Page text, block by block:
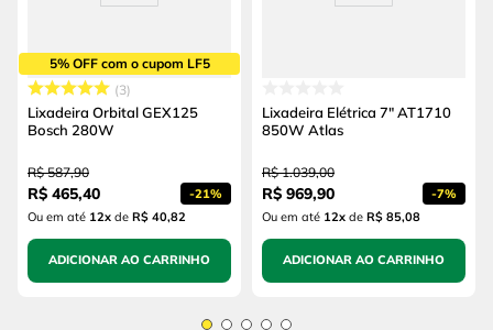
5% OFF com o cupom LF5
3
Lixadeira Orbital GEX125
Bosch 280W
R$ 587,90
R$ 465,40 -21%
Ou em até 12x de R$ 40,82
ADICIONAR AO CARRINHO
Lixadeira Elétrica 7" AT1710
850W Atlas
R$ 1.039,00
R$ 969,90 -7%
Ou em até 12x de R$ 85,08
ADICIONAR AO CARRINHO